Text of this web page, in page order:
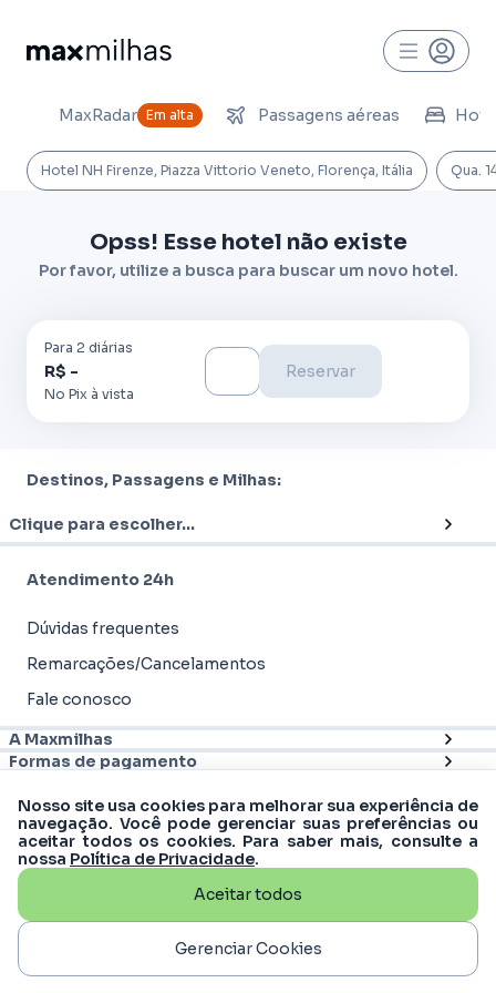
MaxRadar Em alta Passagens aéreas
Hotel NH Firenze, Piazza Vittorio Veneto, Florença, Itália Qua.
Opss! Esse hotel não existe
Por favor, utilize a busca para buscar um novo hotel.
Para 2 diárias
R$ -
No Pix à vista
Reservar
Nosso site usa cookies para melhorar sua experiência de
navegação. Você pode gerenciar suas preferências ou
aceitar todos os cookies. Para saber mais, consulte a
nossa Política de Privacidade.
Gerenciar Cookies
Aceitar todos
Destinos, Passagens e Milhas:
Clique para escolher...
Atendimento 24h
Dúvidas frequentes
Remarcações/Cancelamentos
Fale conosco
A Maxmilhas
Formas de pagamento
Viagens S.A | CNPJ: 16.988.607/0001-61
Rua Matias Cardoso, 169, 11º andar - Santo